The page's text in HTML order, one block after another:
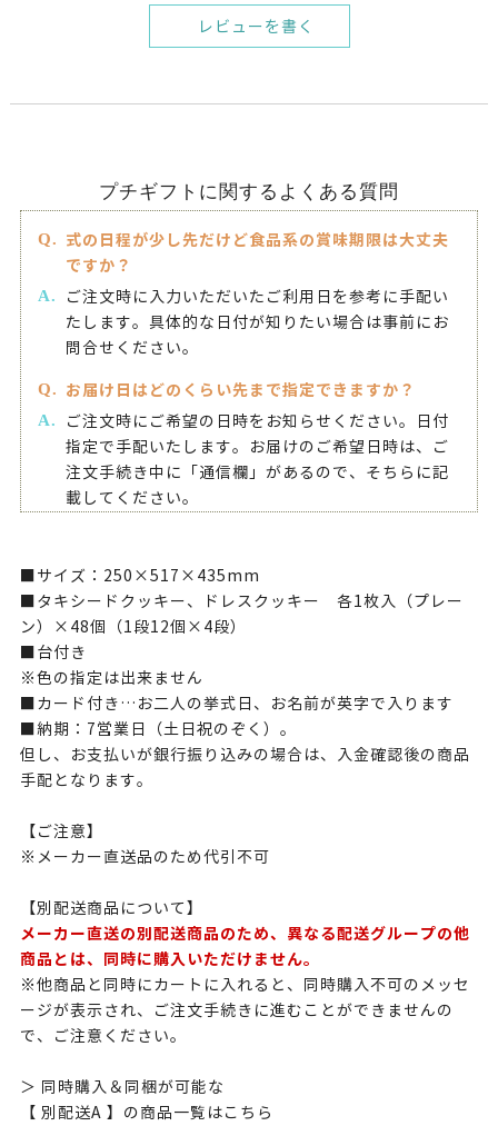
レビューを書く
プチギフトに関するよくある質問
式の日程が少し先だけど食品系の賞味期限は大丈夫
ですか？
ご注文時に入力いただいたご利用日を参考に手配い
たします。具体的な日付が知りたい場合は事前にお
問合せください。
お届け日はどのくらい先まで指定できますか？
ご注文時にご希望の日時をお知らせください。日付
指定で手配いたします。お届けのご希望日時は、ご
注文手続き中に「通信欄」があるので、そちらに記
載してください。
■サイズ：250×517×435mm
■タキシードクッキー、ドレスクッキー 各1枚入（プレー
ン）×48個（1段12個×4段）
■台付き
※色の指定は出来ません
■カード付き…お二人の挙式日、お名前が英字で入ります
■納期：7営業日（土日祝のぞく）。
但し、お支払いが銀行振り込みの場合は、入金確認後の商品
手配となります。
【ご注意】
※メーカー直送品のため代引不可
【別配送商品について】
メーカー直送の別配送商品のため、異なる配送グループの他
商品とは、同時に購入いただけません。
※他商品と同時にカートに入れると、同時購入不可のメッセ
ージが表示され、ご注文手続きに進むことができませんの
で、ご注意ください。
＞ 同時購入＆同梱が可能な
【 別配送A 】の商品一覧はこちら